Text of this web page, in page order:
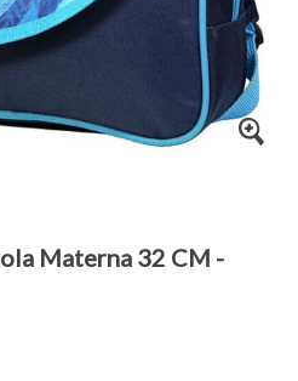
Materna 32 CM -